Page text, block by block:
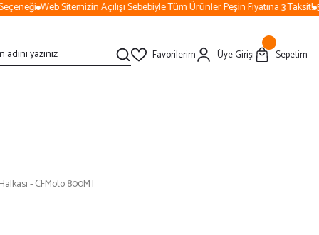
Web Sitemizin Açılışı Sebebiyle Tüm Ürünler Peşin Fiyatına 3 Taksit!
Favorilerim Üye Girişi Sepetim
- CFMoto 800MT